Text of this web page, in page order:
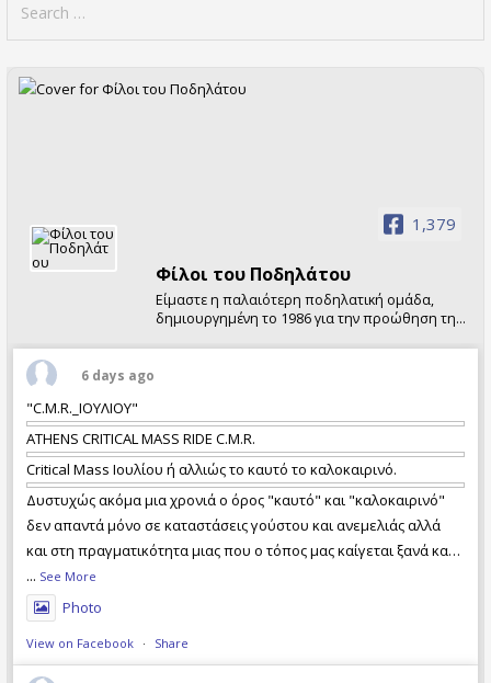
for:
1,379
Φίλοι τoυ Ποδηλάτου
Είμαστε η παλαιότερη ποδηλατική ομάδα,
δημιουργημένη το 1986 για την προώθηση της
6 days ago
"C.M.R._ΙΟΥΛΙΟΥ"
ATHENS CRITICAL MASS RIDE C.M.R.
Critical Mass Ιουλίου ή αλλιώς το καυτό το καλοκαιρινό.
Δυστυχώς ακόμα μια χρονιά ο όρος "καυτό" και "καλοκαιρινό"
δεν απαντά μόνο σε καταστάσεις γούστου και ανεμελιάς αλλά
και στη πραγματικότητα μιας που ο τόπος μας καίγεται ξανά και
με απώλειες ανθρώπινων ζωών. Τι φταίει και τι όχι, ποιός έχει
τις ευθύνες και ποιός όχι, ας το αναλογιστεί ο καθέν
... See More
Photo
View on Facebook · Share